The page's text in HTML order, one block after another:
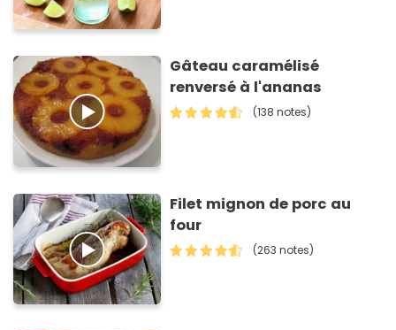
Gâteau caramélisé
renversé à l'ananas
(138 notes)
Filet mignon de porc au
four
(263 notes)